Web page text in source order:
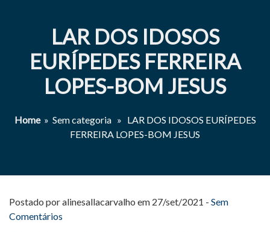
LAR DOS IDOSOS
EURÍPEDES FERREIRA
LOPES-BOM JESUS
Home» Sem categoria » LAR DOS IDOSOS EURÍPEDES
FERREIRA LOPES-BOM JESUS
Postado por alinesallacarvalho em 27/set/2021 - Sem
Comentários